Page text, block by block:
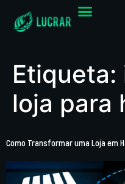
Etiqueta:
loja para
Como Transformar uma Loja em